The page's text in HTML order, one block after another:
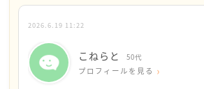
お考えください。
それから、一日中寝ているのはど
いです。毎日同じ時刻に起き、同
ことを心掛けてみてください。そ
2026.6.19 11:22
こねらと 50代
プロフィールを見る